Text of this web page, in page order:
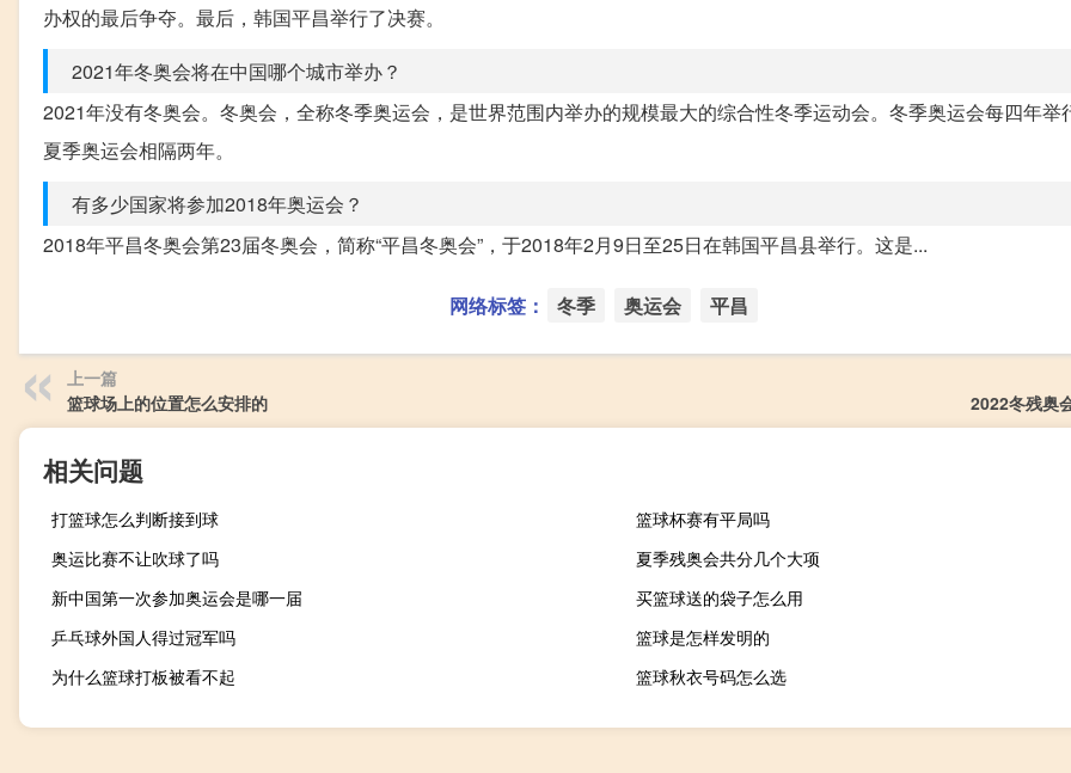
办权的最后争夺。最后，韩国平昌举行了决赛。
2021年冬奥会将在中国哪个城市举办？
2021年没有冬奥会。冬奥会，全称冬季奥运会，是世界范围内举办的规模最大的综合性冬季运动会。冬季奥运会每四年举
夏季奥运会相隔两年。
有多少国家将参加2018年奥运会？
2018年平昌冬奥会第23届冬奥会，简称“平昌冬奥会”，于2018年2月9日至25日在韩国平昌县举行。这是...
网络标签： 冬季 奥运会 平昌
上一篇
篮球场上的位置怎么安排的
2022冬残奥
相关问题
打篮球怎么判断接到球
篮球杯赛有平局吗
奥运比赛不让吹球了吗
夏季残奥会共分几个大项
新中国第一次参加奥运会是哪一届
买篮球送的袋子怎么用
乒乓球外国人得过冠军吗
篮球是怎样发明的
为什么篮球打板被看不起
篮球秋衣号码怎么选